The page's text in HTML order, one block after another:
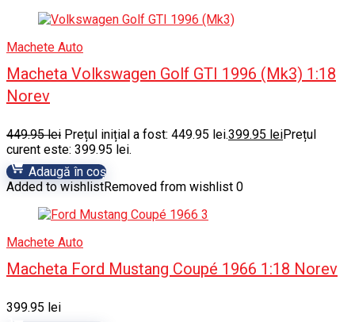
Machete Auto
Macheta Volkswagen Golf GTI 1996 (Mk3) 1:18
Norev
449.95lei Prețul inițial a fost: 449.95 lei.399.95 leiPrețul
curent este: 399.95 lei.
Adaugă în coș
Added to wishlistRemoved from wishlist 0
Machete Auto
Macheta Ford Mustang Coupé 1966 1:18 Norev
399.95 lei